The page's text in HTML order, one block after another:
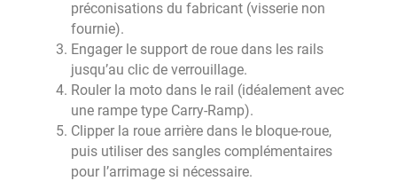
préconisations du fabricant (visserie non
fournie).
Engager le support de roue dans les rails
jusqu’au clic de verrouillage.
Rouler la moto dans le rail (idéalement avec
une rampe type Carry-Ramp).
Clipper la roue arrière dans le bloque-roue,
puis utiliser des sangles complémentaires
pour l’arrimage si nécessaire.